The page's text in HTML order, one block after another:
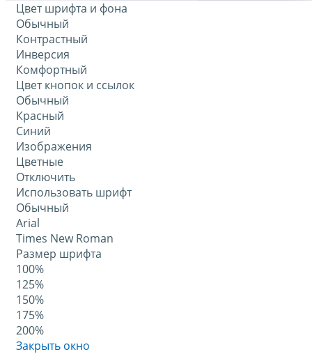
Цвет шрифта и фона
Обычный
Контрастный
Инверсия
Комфортный
Цвет кнопок и ссылок
Обычный
Красный
Синий
Изображения
Цветные
Отключить
Использовать шрифт
Обычный
Arial
Times New Roman
Размер шрифта
100%
125%
150%
175%
200%
Закрыть окно